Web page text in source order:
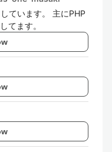
ています。 主にPHP
てます。